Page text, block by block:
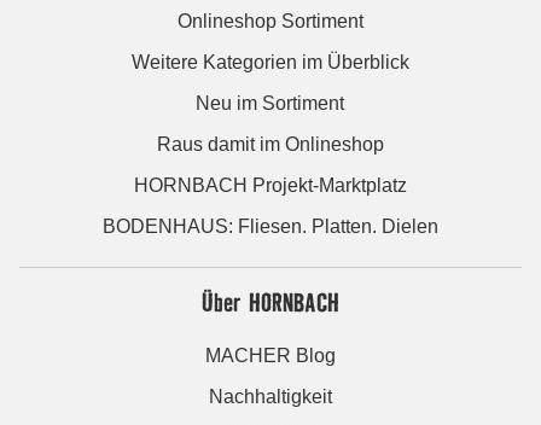
Onlineshop Sortiment
Weitere Kategorien im Überblick
Neu im Sortiment
Raus damit im Onlineshop
HORNBACH Projekt-Marktplatz
BODENHAUS: Fliesen. Platten. Dielen
Über HORNBACH
MACHER Blog
Nachhaltigkeit